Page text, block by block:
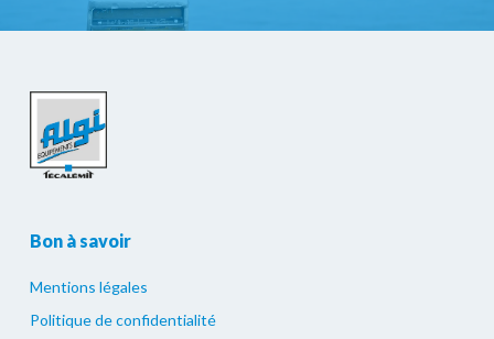
Bon à savoir
Mentions légales
Politique de confidentialité